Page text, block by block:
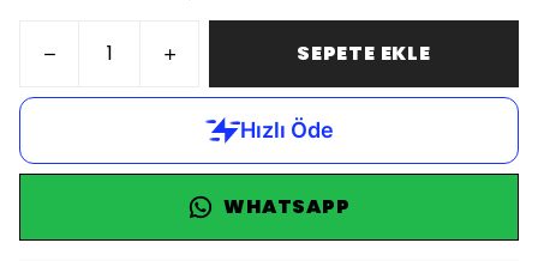
SEPETE EKLE
WHATSAPP